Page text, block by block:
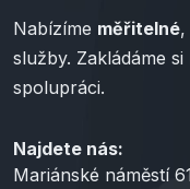
Nabízíme měřitelné,
služby. Zakládáme
spolupráci.
Najdete nás:
Mariánské náměstí